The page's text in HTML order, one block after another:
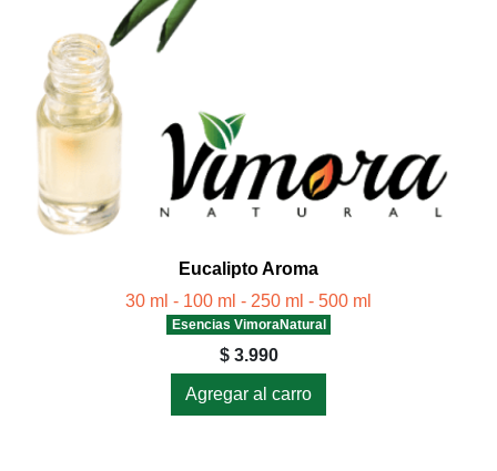
Eucalipto Aroma
30 ml - 100 ml - 250 ml - 500 ml
Esencias VimoraNatural
$ 3.990
Agregar al carro